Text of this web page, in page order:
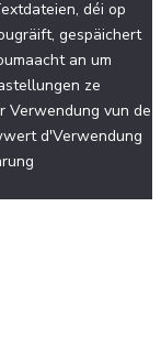
déi op
gespäichert
an um
ze
Verwendung vun de
d'Verwendung